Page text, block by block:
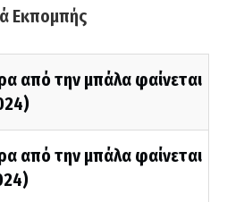
Εκπομπής
από την μπάλα φαίνεται
από την μπάλα φαίνεται